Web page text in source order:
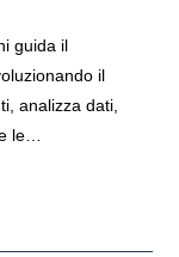
guida il
il
analizza dati,
le…